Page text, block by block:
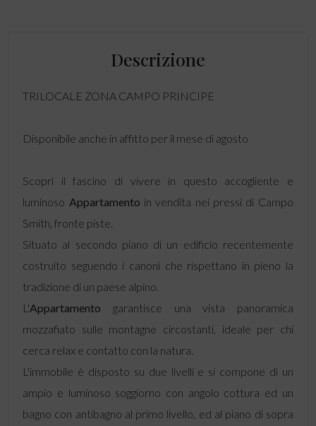
Descrizione
TRILOCALE ZONA CAMPO PRINCIPE
Disponibile anche in affitto per il mese di agosto
Scopri il fascino di vivere in questo accogliente e
luminoso Appartamento in vendita nei pressi di Campo
Smith, fronte piste.
Situato al secondo piano di un edificio recentemente
costruito seguendo i canoni che rispettano in pieno la
tradizione di un paese alpino.
L'Appartamento garantisce una vista panoramica
mozzafiato sulle montagne circostanti, ideale per chi
cerca relax e contatto con la natura.
L'immobile è disposto su due livelli e si compone di un
ampio e luminoso soggiorno con angolo cottura ed un
bagno con antibagno al primo livello, ed al piano di sopra